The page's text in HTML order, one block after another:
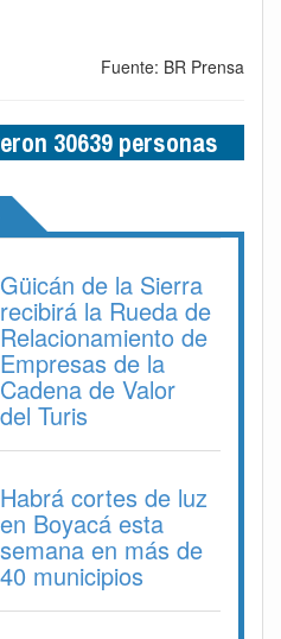
Fuente: BR Prensa
30639 personas
Güicán de la Sierra
recibirá la Rueda de
Relacionamiento de
Empresas de la
Cadena de Valor
del Turis
Habrá cortes de luz
en Boyacá esta
semana en más de
40 municipios